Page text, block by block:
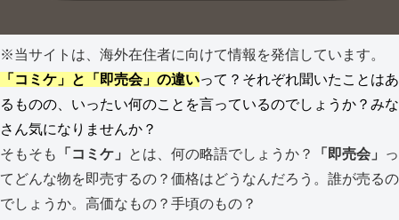
※当サイトは、海外在住者に向けて情報を発信しています。
「コミケ」と「即売会」の違いって？それぞれ聞いたことはあ
るものの、いったい何のことを言っているのでしょうか？みな
さん気になりませんか？
そもそも
「コミケ」 とは、何の略語でしょうか？ 「即売会」
っ
てどんな物を即売するの？価格はどうなんだろう。誰が売るの
でしょうか。高価なもの？手頃のもの？